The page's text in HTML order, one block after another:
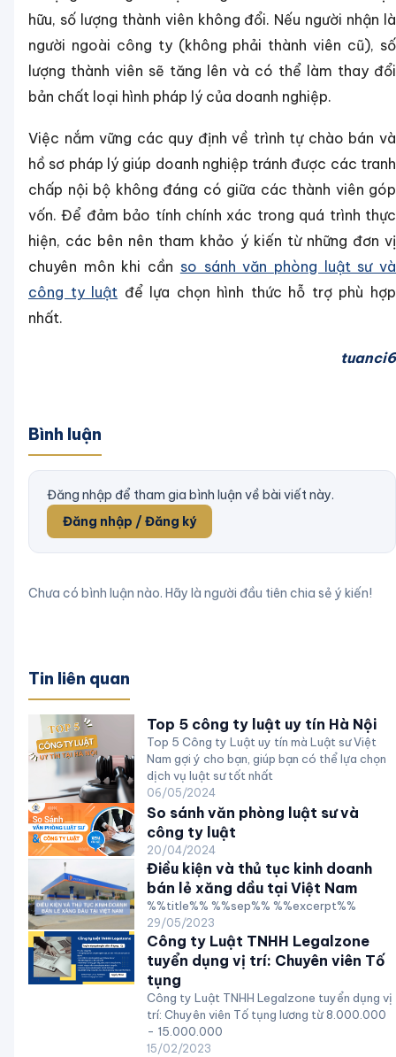
hữu, số lượng thành viên không đổi. Nếu người nhận là
người ngoài công ty (không phải thành viên cũ), số
lượng thành viên sẽ tăng lên và có thể làm thay đổi
bản chất loại hình pháp lý của doanh nghiệp.
Việc nắm vững các quy định về trình tự chào bán và
hồ sơ pháp lý giúp doanh nghiệp tránh được các tranh
chấp nội bộ không đáng có giữa các thành viên góp
vốn. Để đảm bảo tính chính xác trong quá trình thực
hiện, các bên nên tham khảo ý kiến từ những đơn vị
chuyên môn khi cần so sánh văn phòng luật sư và
công ty luật để lựa chọn hình thức hỗ trợ phù hợp
nhất.
tuanci6
Bình luận
Đăng nhập để tham gia bình luận về bài viết này.
Đăng nhập / Đăng ký
Chưa có bình luận nào. Hãy là người đầu tiên chia sẻ ý kiến!
Tin liên quan
Top 5 công ty luật uy tín Hà Nội
Top 5 Công ty Luật uy tín mà Luật sư Việt
Nam gợi ý cho bạn, giúp bạn có thể lựa chọn
dịch vụ luật sư tốt nhất
06/05/2024
So sánh văn phòng luật sư và
công ty luật
20/04/2024
Điều kiện và thủ tục kinh doanh
bán lẻ xăng dầu tại Việt Nam
%%title%% %%sep%% %%excerpt%%
29/05/2023
Công ty Luật TNHH Legalzone
tuyển dụng vị trí: Chuyên viên Tố
tụng
Công ty Luật TNHH Legalzone tuyển dụng vị
trí: Chuyên viên Tố tụng lương từ 8.000.000
- 15.000.000
15/02/2023